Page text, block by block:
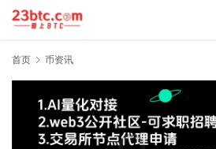
首页 币资讯